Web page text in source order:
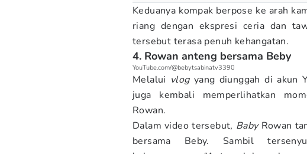
Keduanya kompak berpose ke arah
riang dengan ekspresi ceria dan
tersebut terasa penuh kehangatan.
4. Rowan anteng bersama Beby
YouTube.com/@bebytsabinatv3390
Melalui vlogyang diunggah di akun
juga kembali memperlihatkan
Rowan.
Dalam video tersebut, BabyRowan
bersama Beby. Sambil